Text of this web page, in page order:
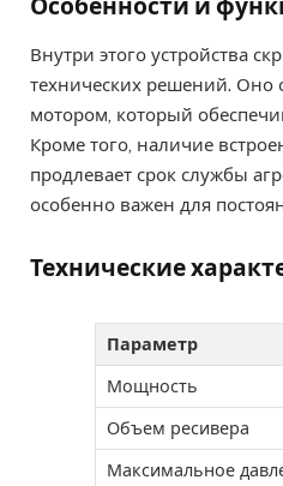
Особенности и
Внутри этого устройства
технических решений.
мотором, который
Кроме того, наличие
продлевает срок службы
особенно важен для
Технические
Параметр
Мощность
Объем ресивера
Максимальное